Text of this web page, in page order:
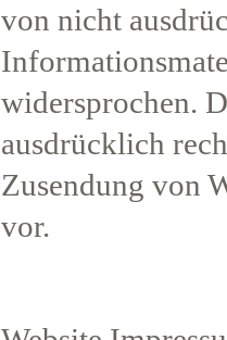
von nicht
widersprochen.
ausdrücklich
Zusendung von
vor.